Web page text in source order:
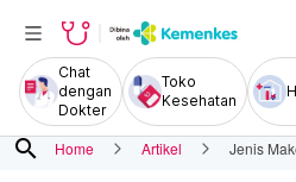
Chat
dengan
Dokter
Toko
Kesehatan
search Home Artikel Jenis